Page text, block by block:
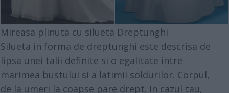
Mireasa plinuta cu silueta Dreptunghi
Silueta in forma de dreptunghi este descrisa de
lipsa unei talii definite si o egalitate intre
marimea bustului si a latimii soldurilor. Corpul,
de la umeri la coapse pare drept. In cazul tau,